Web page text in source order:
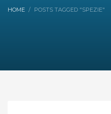
HOME POSTS TAGGED "SPEZIE"